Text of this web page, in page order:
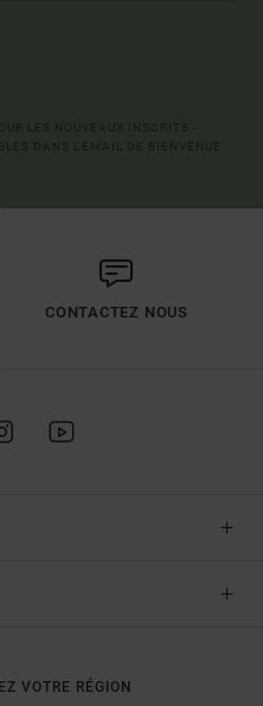
CONTACTEZ NOUS
VOTRE RÉGION